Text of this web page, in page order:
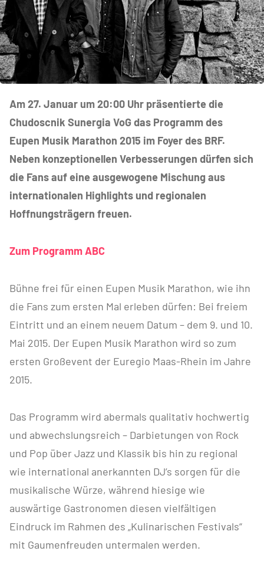
Am 27. Januar um 20:00 Uhr präsentierte die
Chudoscnik Sunergia VoG das Programm des
Eupen Musik Marathon 2015 im Foyer des BRF.
Neben konzeptionellen Verbesserungen dürfen sich
die Fans auf eine ausgewogene Mischung aus
internationalen Highlights und regionalen
Hoffnungsträgern freuen.
Zum Programm ABC
Bühne frei für einen Eupen Musik Marathon, wie ihn
die Fans zum ersten Mal erleben dürfen: Bei freiem
Eintritt und an einem neuem Datum – dem 9. und 10.
Mai 2015. Der Eupen Musik Marathon wird so zum
ersten Großevent der Euregio Maas-Rhein im Jahre
2015.
Das Programm wird abermals qualitativ hochwertig
und abwechslungsreich – Darbietungen von Rock
und Pop über Jazz und Klassik bis hin zu regional
wie international anerkannten DJ’s sorgen für die
musikalische Würze, während hiesige wie
auswärtige Gastronomen diesen vielfältigen
Eindruck im Rahmen des „Kulinarischen Festivals“
mit Gaumenfreuden untermalen werden.